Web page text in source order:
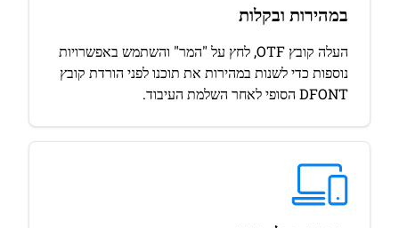
במהירות ובקלות
העלה קובץ OTF, לחץ על "המר" והשתמש באפשרויות
נוספות כדי לשנות במהירות את תוכנו לפני הורדת קובץ
DFONT הסופי לאחר השלמת העיבוד.